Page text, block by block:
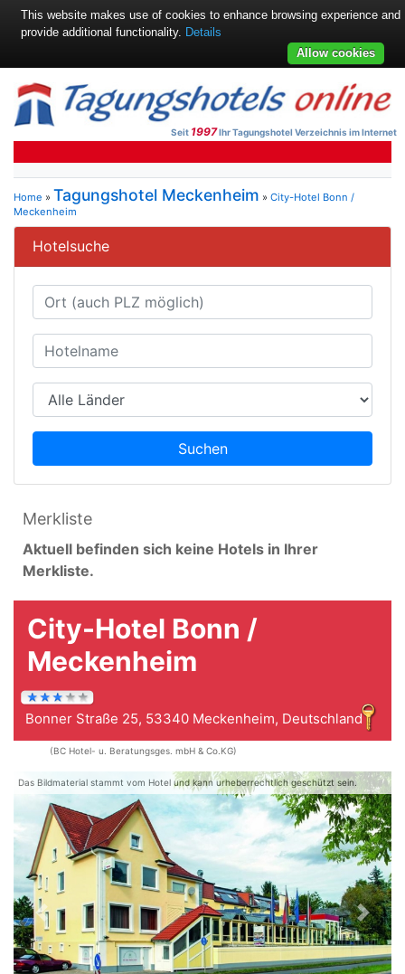
Seit 1997Ihr Tagungshotel Verzeichnis im Internet
Home » Tagungshotel Meckenheim » City-Hotel Bonn /
Meckenheim
Hotelsuche
Suchen
Merkliste
Aktuell befinden sich keine Hotels in Ihrer
Merkliste.
City-Hotel Bonn /
Meckenheim
Bonner Straße 25, 53340 Meckenheim, Deutschland
(BC Hotel- u. Beratungsges. mbH & Co.KG)
Das Bildmaterial stammt vom Hotel und kann urheberrechtlich geschützt sein.
Zurück
This website makes use of cookies to enhance browsing experience and
provide additional functionality. Details
Allow cookies